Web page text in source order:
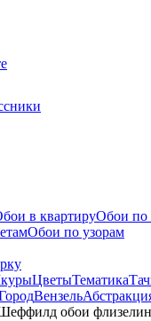
в квартируОбои по
Обои по узорам
ЦветыТематика
Вензель
обои